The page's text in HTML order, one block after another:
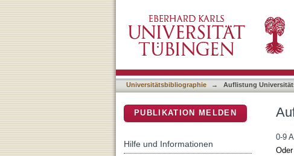
Universitätsbibliographie → Auflistung
0-9 A
PUBLIKATION MELDEN
Hilfe und Informationen